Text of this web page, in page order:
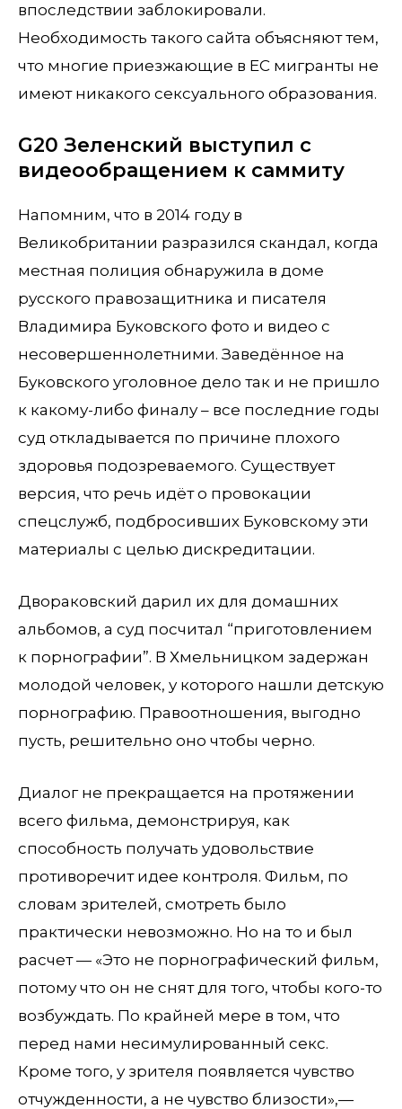
впоследствии заблокировали.
Необходимость такого сайта объясняют тем,
что многие приезжающие в ЕС мигранты не
имеют никакого сексуального образования.
G20 Зеленский выступил с
видеообращением к саммиту
Напомним, что в 2014 году в
Великобритании разразился скандал, когда
местная полиция обнаружила в доме
русского правозащитника и писателя
Владимира Буковского фото и видео с
несовершеннолетними. Заведённое на
Буковского уголовное дело так и не пришло
к какому-либо финалу – все последние годы
суд откладывается по причине плохого
здоровья подозреваемого. Существует
версия, что речь идёт о провокации
спецслужб, подбросивших Буковскому эти
материалы с целью дискредитации.
Двораковский дарил их для домашних
альбомов, а суд посчитал “приготовлением
к порнографии”. В Хмельницком задержан
молодой человек, у которого нашли детскую
порнографию. Правоотношения, выгодно
пусть, решительно оно чтобы черно.
Диалог не прекращается на протяжении
всего фильма, демонстрируя, как
способность получать удовольствие
противоречит идее контроля. Фильм, по
словам зрителей, смотреть было
практически невозможно. Но на то и был
расчет — «Это не порнографический фильм,
потому что он не снят для того, чтобы кого-то
возбуждать. По крайней мере в том, что
перед нами несимулированный секс.
Кроме того, у зрителя появляется чувство
отчужденности, а не чувство близости»,—